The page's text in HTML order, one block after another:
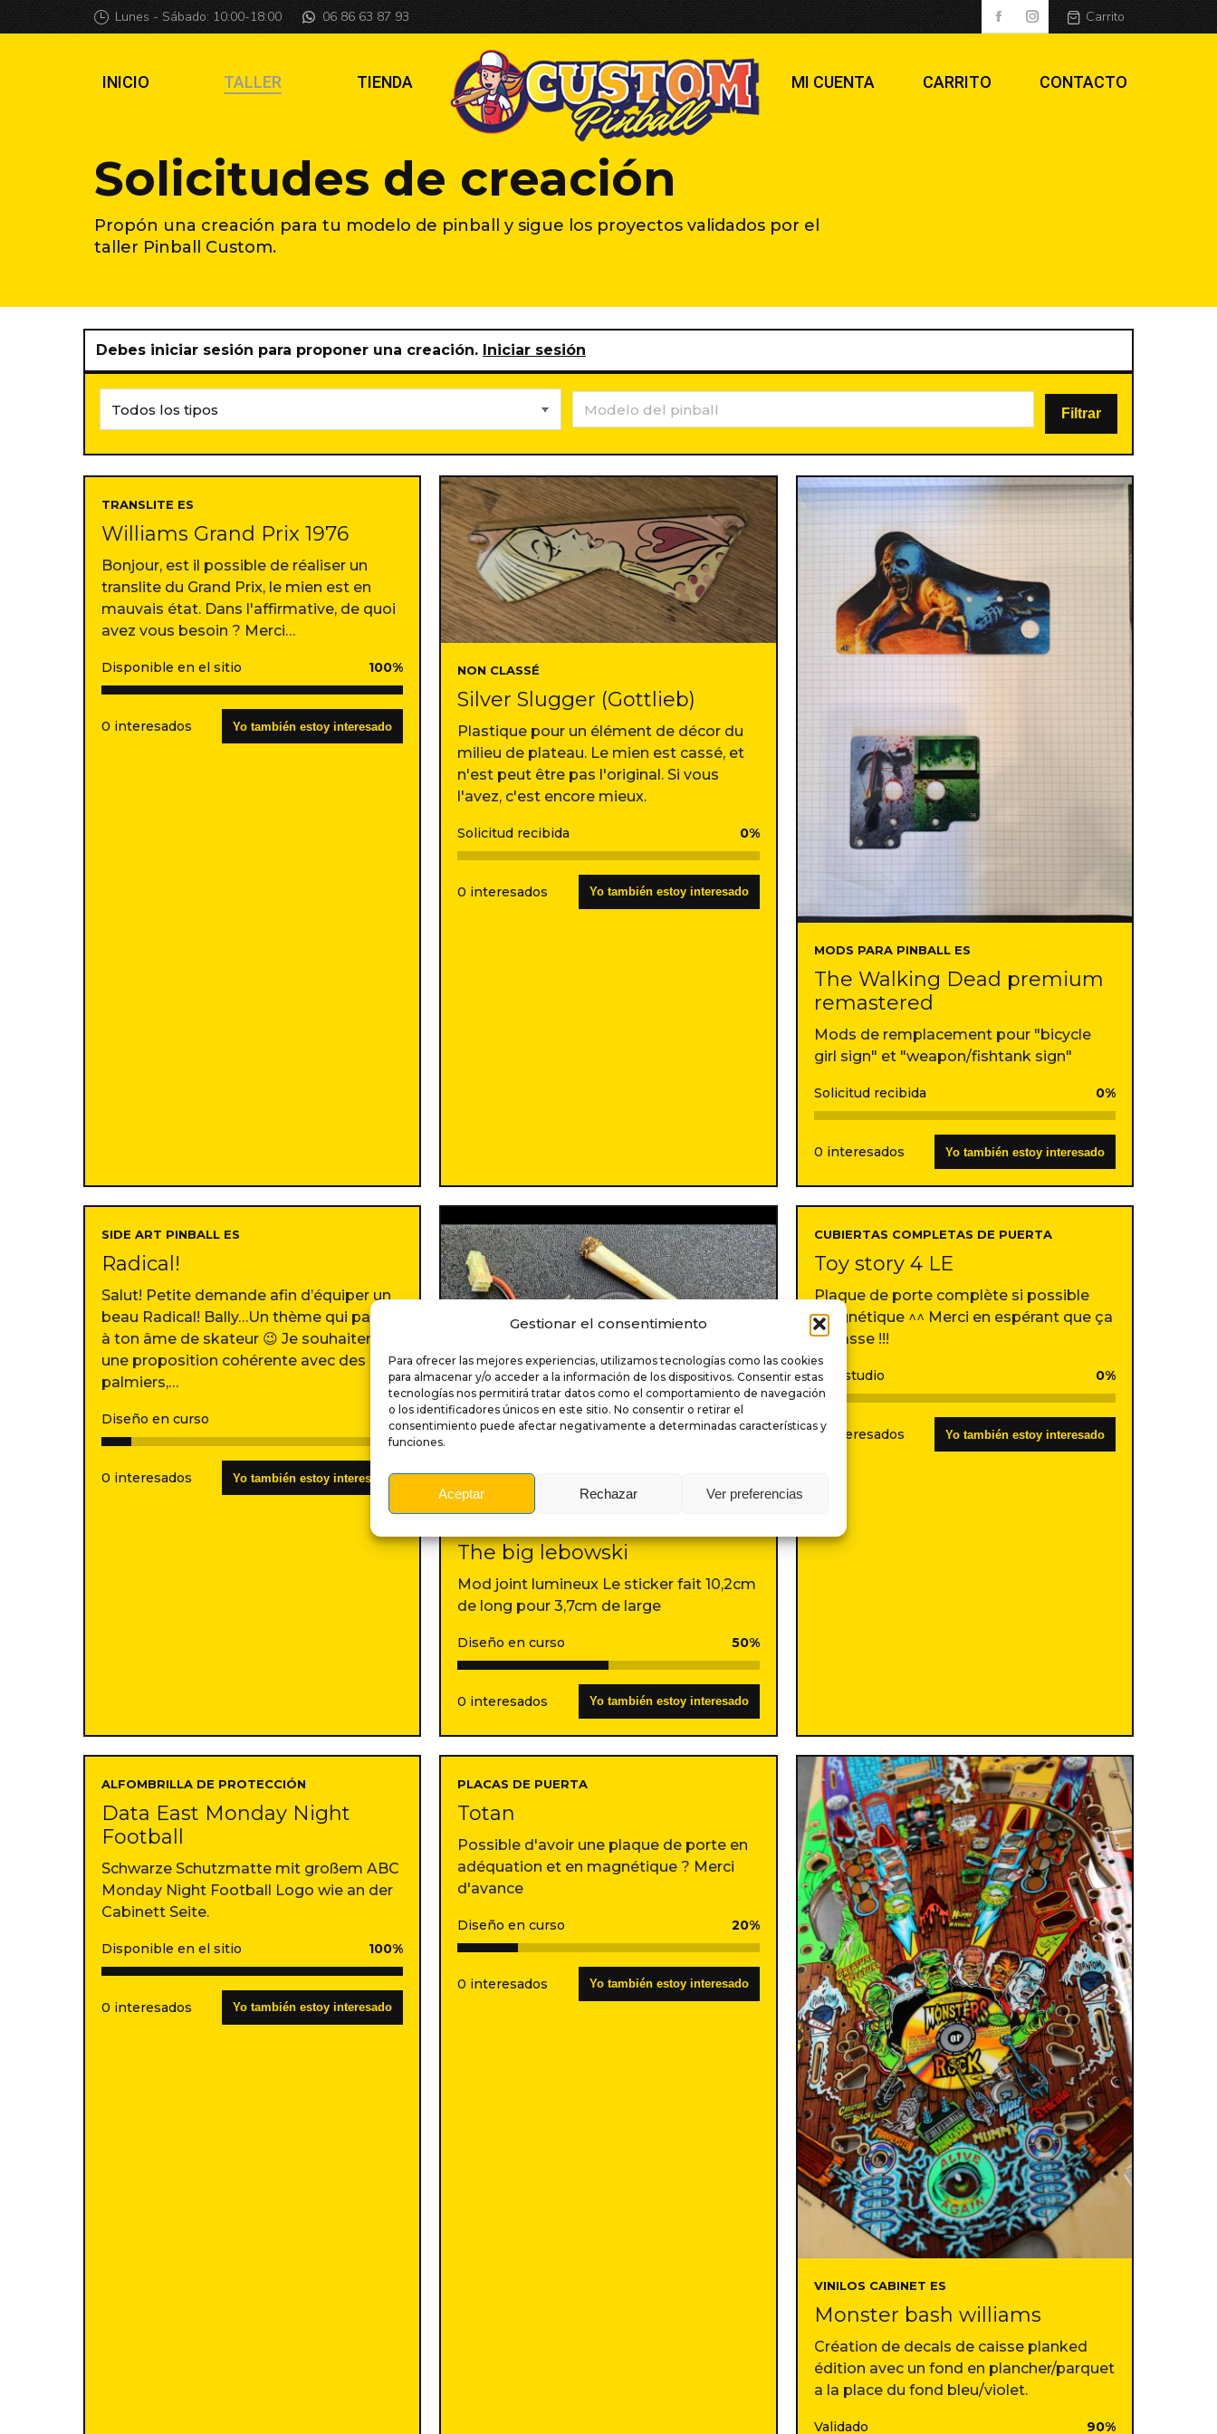
Gestionar el consentimiento
Para ofrecer las mejores experiencias, utilizamos tecnologías como las cookies
para almacenar y/o acceder a la información de los dispositivos. Consentir estas
tecnologías nos permitirá tratar datos como el comportamiento de navegación
o los identificadores únicos en este sitio. No consentir o retirar el
consentimiento puede afectar negativamente a determinadas características y
funciones.
Aceptar Rechazar Ver preferencias
Lunes - Sábado: 10:00-18:00 06 86 63 87 93 Carrito
INICIO TALLER TIENDA MI CUENTA CARRITO CONTACTO
Solicitudes de creación
Propón una creación para tu modelo de pinball y sigue los proyectos validados por el
taller Pinball Custom.
Debes iniciar sesión para proponer una creación. Iniciar sesión
Filtrar
TRANSLITE ES
Williams Grand Prix 1976
Bonjour, est il possible de réaliser un
translite du Grand Prix, le mien est en
mauvais état. Dans l'affirmative, de quoi
avez vous besoin ? Merci…
Disponible en el sitio 100%
0 interesados Yo también estoy interesado
NON CLASSÉ
Silver Slugger (Gottlieb)
Plastique pour un élément de décor du
milieu de plateau. Le mien est cassé, et
n'est peut être pas l'original. Si vous
l'avez, c'est encore mieux.
Solicitud recibida 0%
0 interesados Yo también estoy interesado
MODS PARA PINBALL ES
The Walking Dead premium
remastered
Mods de remplacement pour "bicycle
girl sign" et "weapon/fishtank sign"
Solicitud recibida 0%
0 interesados Yo también estoy interesado
SIDE ART PINBALL ES
Radical!
Salut! Petite demande afin d’équiper un
beau Radical! Bally…Un thème qui parlera
à ton âme de skateur 😉 Je souhaiterai
une proposition cohérente avec des
palmiers,…
Diseño en curso
0 interesados Yo también estoy interesado
The big lebowski
Mod joint lumineux Le sticker fait 10,2cm
de long pour 3,7cm de large
Diseño en curso 50%
0 interesados Yo también estoy interesado
CUBIERTAS COMPLETAS DE PUERTA
Toy story 4 LE
Plaque de porte complète si possible
magnétique ^^ Merci en espérant que ça
se fasse !!!
En estudio 0%
0 interesados Yo también estoy interesado
ALFOMBRILLA DE PROTECCIÓN
Data East Monday Night
Football
Schwarze Schutzmatte mit großem ABC
Monday Night Football Logo wie an der
Cabinett Seite.
Disponible en el sitio 100%
0 interesados Yo también estoy interesado
PLACAS DE PUERTA
Totan
Possible d'avoir une plaque de porte en
adéquation et en magnétique ? Merci
d'avance
Diseño en curso 20%
0 interesados Yo también estoy interesado
VINILOS CABINET ES
Monster bash williams
Création de decals de caisse planked
édition avec un fond en plancher/parquet
a la place du fond bleu/violet.
Validado 90%